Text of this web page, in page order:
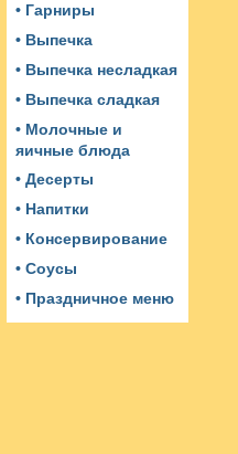
• Гарниры
• Выпечка
• Выпечка несладкая
• Выпечка сладкая
• Молочные и
яичные блюда
• Десерты
• Напитки
• Консервирование
• Соусы
• Праздничное меню